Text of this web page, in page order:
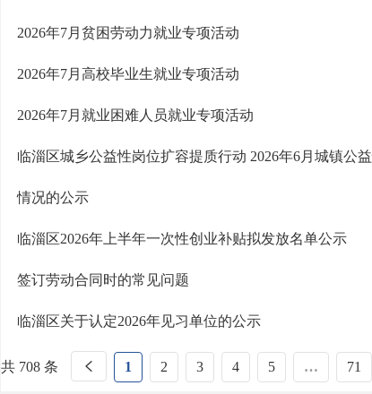
2026年7月贫困劳动力就业专项活动
2026年7月高校毕业生就业专项活动
2026年7月就业困难人员就业专项活动
临淄区城乡公益性岗位扩容提质行动 2026年6月城镇公
情况的公示
临淄区2026年上半年一次性创业补贴拟发放名单公示
签订劳动合同时的常见问题
临淄区关于认定2026年见习单位的公示
共 708 条 1 2 3 4 5 … 71